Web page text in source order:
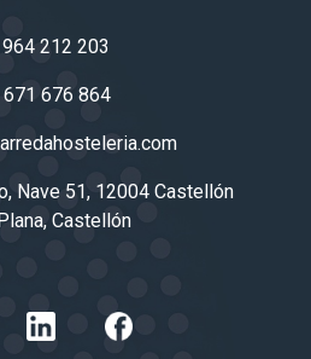
964 212 203
671 676 864
Nave 51, 12004 Castellón
Castellón